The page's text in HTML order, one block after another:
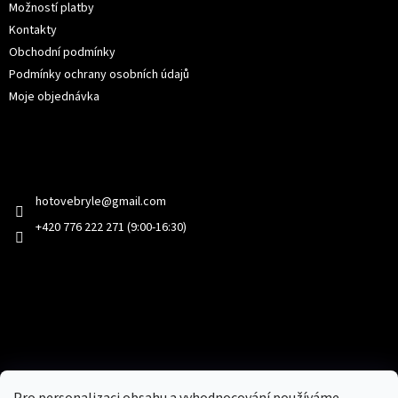
Možností platby
Kontakty
Obchodní podmínky
Podmínky ochrany osobních údajů
Moje objednávka
hotovebryle@gmail.com
+420 776 222 271 (9:00-16:30)